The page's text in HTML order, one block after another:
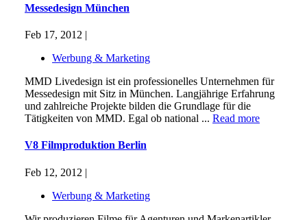
Messedesign München
Feb 17, 2012 |
Werbung & Marketing
MMD Livedesign ist ein professionelles Unternehmen für
Messedesign mit Sitz in München. Langjährige Erfahrung
und zahlreiche Projekte bilden die Grundlage für die
Tätigkeiten von MMD. Egal ob national ... Read more
V8 Filmproduktion Berlin
Feb 12, 2012 |
Werbung & Marketing